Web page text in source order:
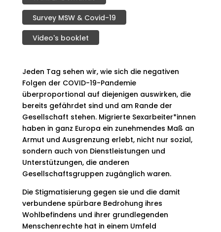
Survey MSW & Covid-19
Video's booklet
Jeden Tag sehen wir, wie sich die negativen
Folgen der COVID-19-Pandemie
überproportional auf diejenigen auswirken, die
bereits gefährdet sind und am Rande der
Gesellschaft stehen. Migrierte Sexarbeiter*innen
haben in ganz Europa ein zunehmendes Maß an
Armut und Ausgrenzung erlebt, nicht nur sozial,
sondern auch von Dienstleistungen und
Unterstützungen, die anderen
Gesellschaftsgruppen zugänglich waren.
Die Stigmatisierung gegen sie und die damit
verbundene spürbare Bedrohung ihres
Wohlbefindens und ihrer grundlegenden
Menschenrechte hat in einem Umfeld